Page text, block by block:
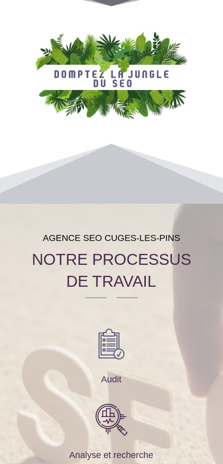
AGENCE SEO CUGES-LES-PINS
NOTRE PROCESSUS
DE TRAVAIL
Audit
Analyse et recherche